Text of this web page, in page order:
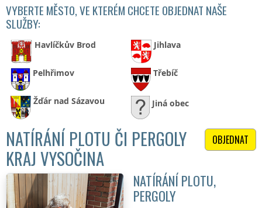
VYBERTE MĚSTO, VE KTERÉM CHCETE OBJEDNAT NAŠE
SLUŽBY:
Havlíčkův Brod Jihlava
Pelhřimov Třebíč
Žďár nad Sázavou Jiná obec
OBJEDNAT
NATÍRÁNÍ PLOTU ČI PERGOLY
KRAJ VYSOČINA
NATÍRÁNÍ PLOTU,
PERGOLY